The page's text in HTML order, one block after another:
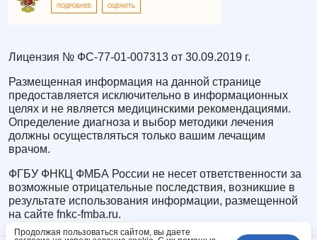
ПОДРОБНЕЕ ОЦЕНИТЬ
Лицензия № ФС-77-01-007313 от 30.09.2019 г.
Размещенная информация на данной странице
предоставляется исключительно в информационных
целях и не является медицинскими рекомендациями.
Определение диагноза и выбор методики лечения
должны осуществляться только вашим лечащим
врачом.
ФГБУ ФНКЦ ФМБА России не несет ответственности за
возможные отрицательные последствия, возникшие в
результате использования информации, размещенной
на сайте fnkc-fmba.ru.
Продолжая пользоваться сайтом, вы даете